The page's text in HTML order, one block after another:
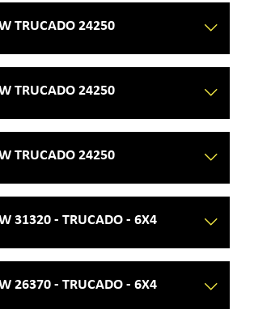
TRUCADO 24250
TRUCADO 24250
TRUCADO 24250
31320 - TRUCADO - 6X4
26370 - TRUCADO - 6X4